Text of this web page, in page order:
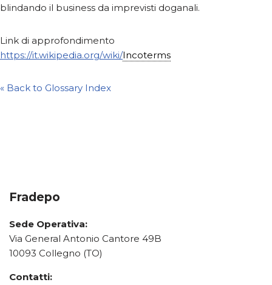
blindando il business da imprevisti doganali.
Link di approfondimento
https://it.wikipedia.org/wiki/Incoterms
« Back to Glossary Index
Fradepo
Sede Operativa:
Via General Antonio Cantore 49B
10093 Collegno (TO)
Contatti: